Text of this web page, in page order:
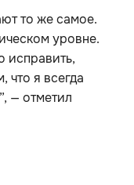
то же самое.
уровне.
исправить,
что я всегда
— отметил